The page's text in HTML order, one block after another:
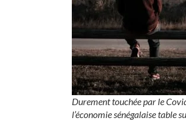
Durement touchée par le
l’économie sénégalaise table